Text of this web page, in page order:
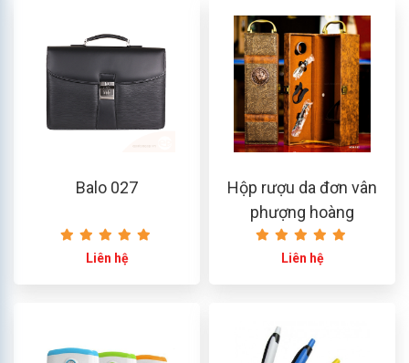
Balo 027
Liên hệ
Hộp rượu da đơn vân
phượng hoàng
Liên hệ